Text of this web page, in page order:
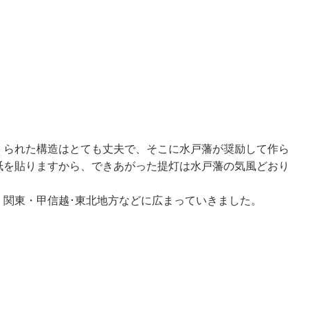
れた構造はとても丈夫で、そこに水戸藩が奨励して作ら
貼りますから、できあがった提灯は水戸藩の気風どおり
東・甲信越･東北地方などに広まっていきました。